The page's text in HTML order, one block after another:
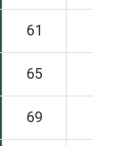
61
65
69